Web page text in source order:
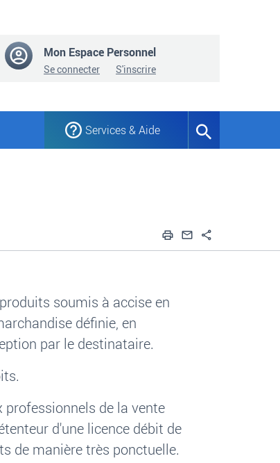
Mon Espace Personnel
Se connecter S'inscrire
Services & Aide
Formulaire
ImprimerEnvoyer par
soumis à accise en
définie, en
par le destinataire.
professionnels de la vente
d'une licence débit de
de manière très ponctuelle.